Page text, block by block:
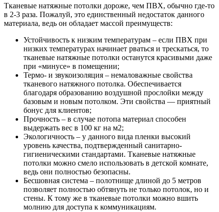
Тканевые натяжные потолки дороже, чем ПВХ, обычно где-то
в 2-3 раза. Пожалуй, это единственный недостаток данного
материала, ведь он обладает массой преимуществ:
Устойчивость к низким температурам – если ПВХ при
низких температурах начинает рваться и трескаться, то
тканевые натяжные потолки останутся красивыми даже
при «минусе» в помещении;
Термо- и звукоизоляция – немаловажные свойства
тканевого натяжного потолка. Обеспечивается
благодаря образованию воздушной прослойки между
базовым и новым потолком. Эти свойства — приятный
бонус для клиентов;
Прочность – в случае потопа материал способен
выдержать вес в 100 кг на м2;
Экологичность – у данного вида пленки высокий
уровень качества, подтвержденный санитарно-
гигиеническими стандартами. Тканевые натяжные
потолки можно смело использовать в детской комнате,
ведь они полностью безопасны.
Бесшовная система – полотнище длиной до 5 метров
позволяет полностью обтянуть не только потолок, но и
стены. К тому же в тканевые потолки можно вшить
молнию для доступа к коммуникациям.